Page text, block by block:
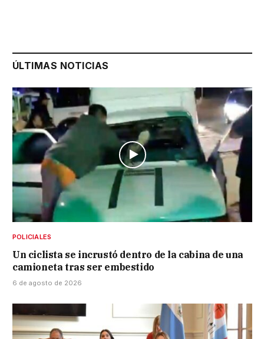
ÚLTIMAS NOTICIAS
POLICIALES
Un ciclista se incrustó dentro de la cabina de una
camioneta tras ser embestido
6 de agosto de 2026